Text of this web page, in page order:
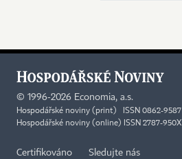
© 1996-2026 Economia, a.s.
Hospodářské noviny (print) ISSN 0862-9587
Hospodářské noviny (online) ISSN 2787-950X
Certifikováno Sledujte nás